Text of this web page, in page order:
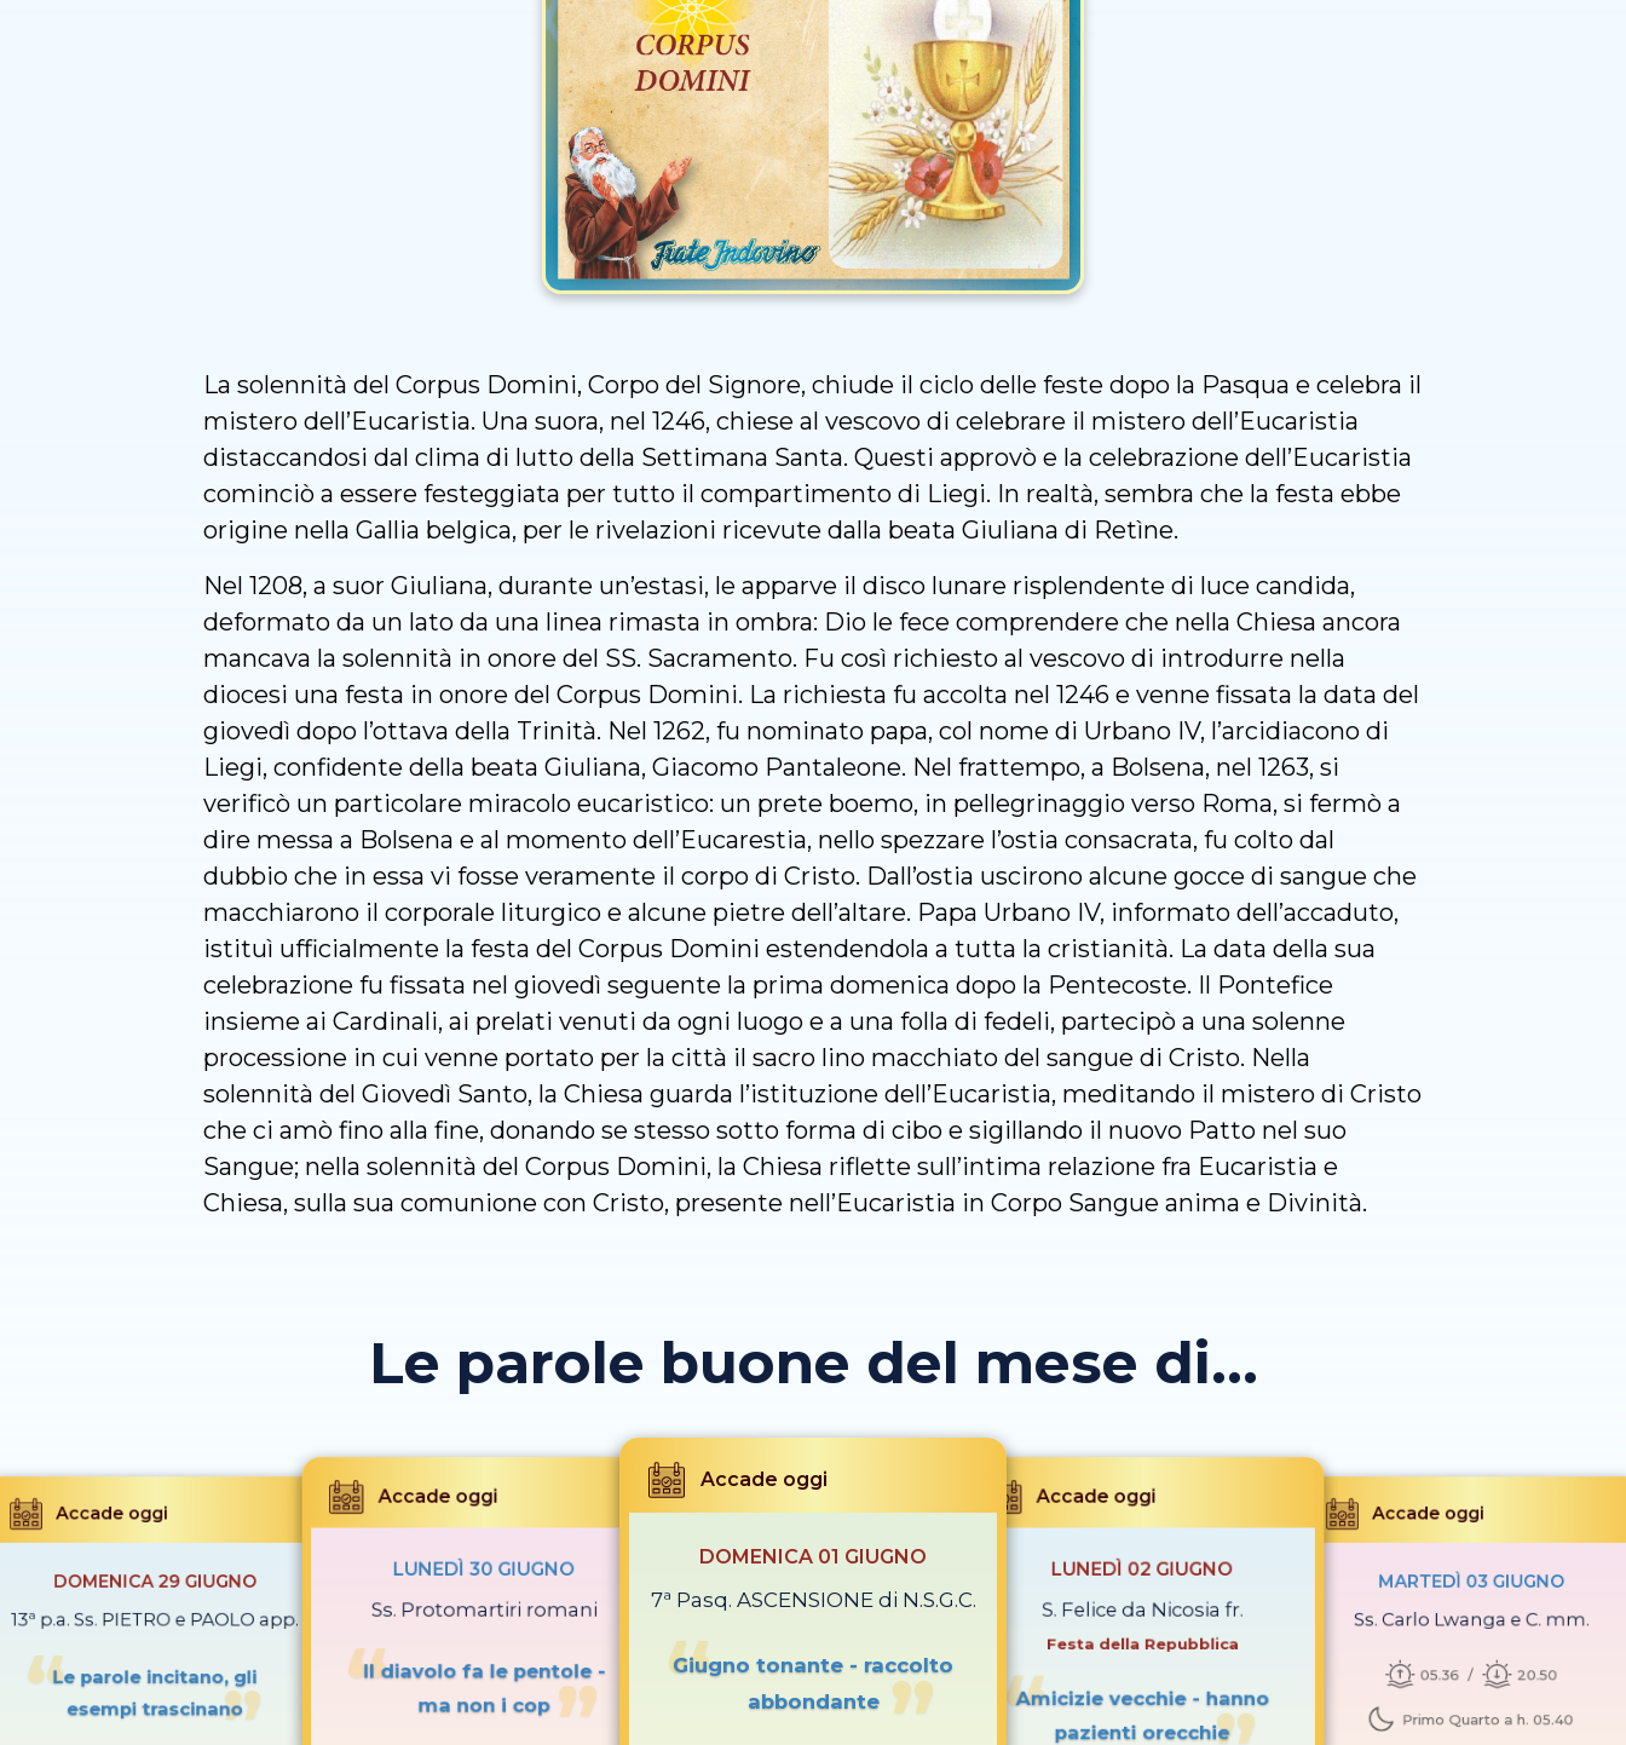
La solennità del Corpus Domini, Corpo del Signore, chiude il ciclo delle feste dopo la Pasqua e celebra il
mistero dell’Eucaristia. Una suora, nel 1246, chiese al vescovo di celebrare il mistero dell’Eucaristia
distaccandosi dal clima di lutto della Settimana Santa. Questi approvò e la celebrazione dell’Eucaristia
cominciò a essere festeggiata per tutto il compartimento di Liegi. In realtà, sembra che la festa ebbe
origine nella Gallia belgica, per le rivelazioni ricevute dalla beata Giuliana di Retìne.
Nel 1208, a suor Giuliana, durante un’estasi, le apparve il disco lunare risplendente di luce candida,
deformato da un lato da una linea rimasta in ombra: Dio le fece comprendere che nella Chiesa ancora
mancava la solennità in onore del SS. Sacramento. Fu così richiesto al vescovo di introdurre nella
diocesi una festa in onore del Corpus Domini. La richiesta fu accolta nel 1246 e venne fissata la data del
giovedì dopo l’ottava della Trinità. Nel 1262, fu nominato papa, col nome di Urbano IV, l’arcidiacono di
Liegi, confidente della beata Giuliana, Giacomo Pantaleone. Nel frattempo, a Bolsena, nel 1263, si
verificò un particolare miracolo eucaristico: un prete boemo, in pellegrinaggio verso Roma, si fermò a
dire messa a Bolsena e al momento dell’Eucarestia, nello spezzare l’ostia consacrata, fu colto dal
dubbio che in essa vi fosse veramente il corpo di Cristo. Dall’ostia uscirono alcune gocce di sangue che
macchiarono il corporale liturgico e alcune pietre dell’altare. Papa Urbano IV, informato dell’accaduto,
istituì ufficialmente la festa del Corpus Domini estendendola a tutta la cristianità. La data della sua
celebrazione fu fissata nel giovedì seguente la prima domenica dopo la Pentecoste. Il Pontefice
insieme ai Cardinali, ai prelati venuti da ogni luogo e a una folla di fedeli, partecipò a una solenne
processione in cui venne portato per la città il sacro lino macchiato del sangue di Cristo. Nella
solennità del Giovedì Santo, la Chiesa guarda l’istituzione dell’Eucaristia, meditando il mistero di Cristo
che ci amò fino alla fine, donando se stesso sotto forma di cibo e sigillando il nuovo Patto nel suo
Sangue; nella solennità del Corpus Domini, la Chiesa riflette sull’intima relazione fra Eucaristia e
Chiesa, sulla sua comunione con Cristo, presente nell’Eucaristia in Corpo Sangue anima e Divinità.
Le parole buone del mese di...
Accade oggi
DOMENICA 29 GIUGNO
13ª p.a. Ss. PIETRO e PAOLO app.
Le parole incitano, gli
esempi trascinano
Accade oggi
LUNEDÌ 30 GIUGNO
Ss. Protomartiri romani
Il diavolo fa le pentole -
ma non i cop
Accade oggi
DOMENICA 01 GIUGNO
7ª Pasq. ASCENSIONE di N.S.G.C.
Giugno tonante - raccolto
abbondante
Accade oggi
LUNEDÌ 02 GIUGNO
S. Felice da Nicosia fr.
Festa della Repubblica
Amicizie vecchie - hanno
pazienti orecchie
Accade oggi
MARTEDÌ 03 GIUGNO
Ss. Carlo Lwanga e C. mm.
05.36 20.50
Primo Quarto a h. 05.40